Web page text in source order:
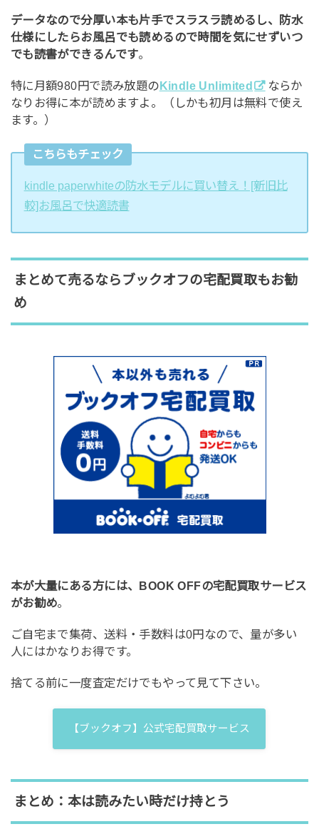
データなので分厚い本も片手でスラスラ読めるし、防水
仕様にしたらお風呂でも読めるので時間を気にせずいつ
でも読書ができるんです。
特に月額980円で読み放題のKindle Unlimited
ならか
なりお得に本が読めますよ。（しかも初月は無料で使え
ます。）
こちらもチェック
kindle paperwhiteの防水モデルに買い替え！[新旧比
較]お風呂で快適読書
まとめて売るならブックオフの宅配買取もお勧
め
本が大量にある方には、BOOK OFFの宅配買取サービス
がお勧め。
ご自宅まで集荷、送料・手数料は0円なので、量が多い
人にはかなりお得です。
捨てる前に一度査定だけでもやって見て下さい。
【ブックオフ】公式宅配買取サービス
まとめ：本は読みたい時だけ持とう